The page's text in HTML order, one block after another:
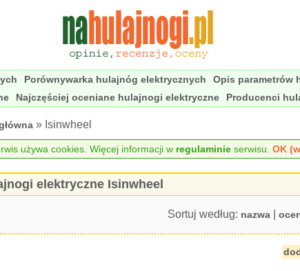
Porównywarka hulajnóg elektrycznych
Opis parametrów
Najczęściej oceniane hulajnogi elektryczne Producenci
» Isinwheel
używa cookies. Więcej informacji w regulaminieserwisu. OK
elektryczne Isinwheel
Sortuj według: nazwa|